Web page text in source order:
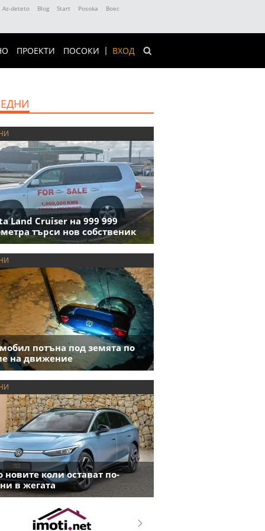
Az-deteto Blog Start Posoka
Boec
ВХОД
ПРОЕКТИ ПОСОКИ
Land Cruiser на 999 999
търси нов собственик
потъна под земята по
на движение
новите коли остават по-
в жегата